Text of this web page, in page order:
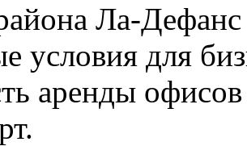
Ла-Дефанс
условия для
аренды